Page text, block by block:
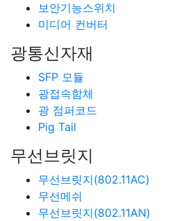
보안기능스위치
미디어 컨버터
광통신자재
SFP 모듈
광접속함체
광 점퍼코드
Pig Tail
무선브릿지
무선브릿지(802.11AC)
무선메쉬
무선브릿지(802.11AN)